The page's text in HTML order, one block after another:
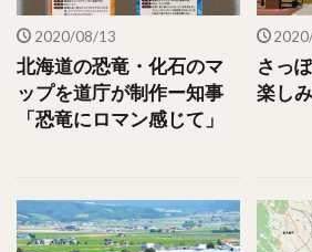
2020/08/13
北海道の恐竜・化石のマ
ップを道庁が制作ー知事
「恐竜にロマン感じて」
さっ
楽し